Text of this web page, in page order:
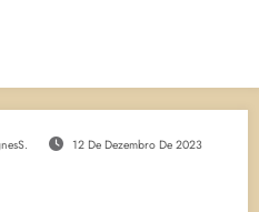
12 De Dezembro De 2023